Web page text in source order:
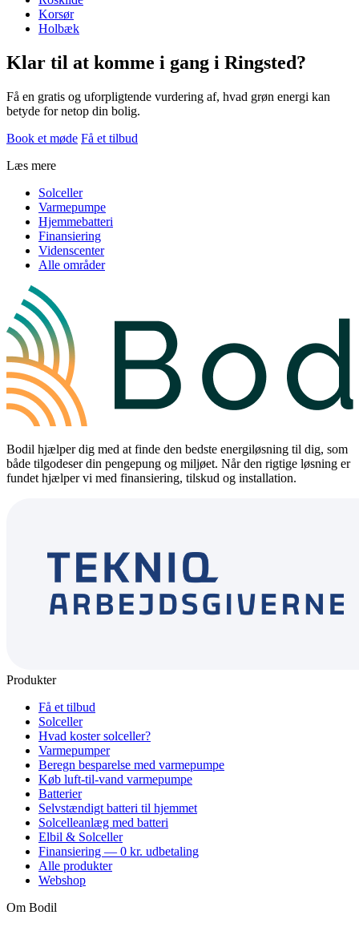
Korsør
Holbæk
Klar til at komme i gang i Ringsted?
Få en gratis og uforpligtende vurdering af, hvad grøn energi kan
betyde for netop din bolig.
Book et møde Få et tilbud
Læs mere
Solceller
Varmepumpe
Hjemmebatteri
Finansiering
Videnscenter
Alle områder
Bodil hjælper dig med at finde den bedste energiløsning til dig, som
både tilgodeser din pengepung og miljøet. Når den rigtige løsning er
fundet hjælper vi med finansiering, tilskud og installation.
Produkter
Få et tilbud
Solceller
Hvad koster solceller?
Varmepumper
Beregn besparelse med varmepumpe
Køb luft-til-vand varmepumpe
Batterier
Selvstændigt batteri til hjemmet
Solcelleanlæg med batteri
Elbil & Solceller
Finansiering — 0 kr. udbetaling
Alle produkter
Webshop
Om Bodil